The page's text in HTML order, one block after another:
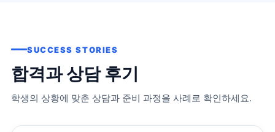
SUCCESS STORIES
합격과 상담 후기
학생의 상황에 맞춘 상담과 준비 과정을 사례로 확인하세요.